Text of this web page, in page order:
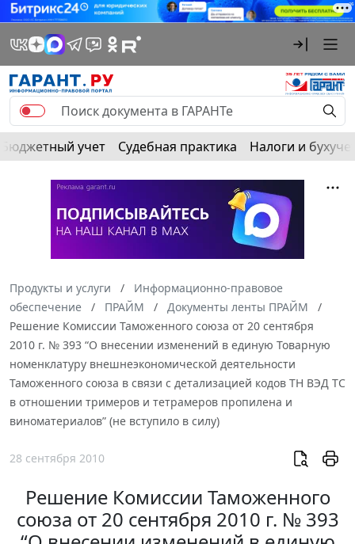
Бюджетный учет Судебная практика Налоги и
Продукты и услуги
Информационно-правовое
обеспечение
ПРАЙМ
Документы ленты ПРАЙМ
Решение Комиссии Таможенного союза от 20 сентября
2010 г. № 393 “О внесении изменений в единую Товарную
номенклатуру внешнеэкономической деятельности
Таможенного союза в связи с детализацией кодов ТН ВЭД ТС
в отношении тримеров и тетрамеров пропилена и
виноматериалов” (не вступило в силу)
28 сентября 2010
Решение Комиссии Таможенного
союза от 20 сентября 2010 г. № 393